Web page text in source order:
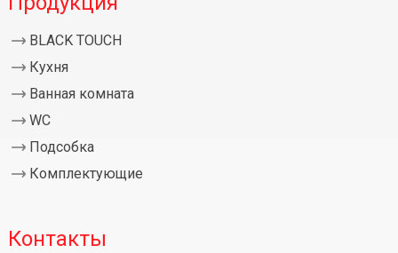
BLACK TOUCH
Кухня
Ванная комната
WC
Подсобка
Комплектующие
Контакты